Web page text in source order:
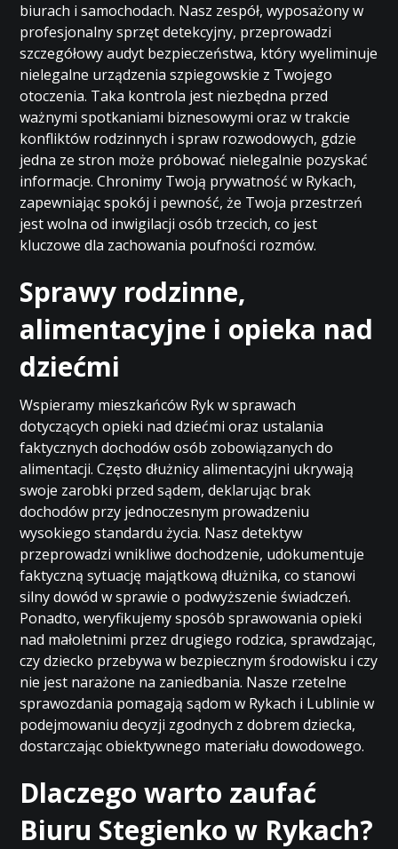
biurach i samochodach. Nasz zespół, wyposażony w
profesjonalny sprzęt detekcyjny, przeprowadzi
szczegółowy audyt bezpieczeństwa, który wyeliminuje
nielegalne urządzenia szpiegowskie z Twojego
otoczenia. Taka kontrola jest niezbędna przed
ważnymi spotkaniami biznesowymi oraz w trakcie
konfliktów rodzinnych i spraw rozwodowych, gdzie
jedna ze stron może próbować nielegalnie pozyskać
informacje. Chronimy Twoją prywatność w Rykach,
zapewniając spokój i pewność, że Twoja przestrzeń
jest wolna od inwigilacji osób trzecich, co jest
kluczowe dla zachowania poufności rozmów.
Sprawy rodzinne,
alimentacyjne i opieka nad
dziećmi
Wspieramy mieszkańców Ryk w sprawach
dotyczących opieki nad dziećmi oraz ustalania
faktycznych dochodów osób zobowiązanych do
alimentacji. Często dłużnicy alimentacyjni ukrywają
swoje zarobki przed sądem, deklarując brak
dochodów przy jednoczesnym prowadzeniu
wysokiego standardu życia. Nasz detektyw
przeprowadzi wnikliwe dochodzenie, udokumentuje
faktyczną sytuację majątkową dłużnika, co stanowi
silny dowód w sprawie o podwyższenie świadczeń.
Ponadto, weryfikujemy sposób sprawowania opieki
nad małoletnimi przez drugiego rodzica, sprawdzając,
czy dziecko przebywa w bezpiecznym środowisku i czy
nie jest narażone na zaniedbania. Nasze rzetelne
sprawozdania pomagają sądom w Rykach i Lublinie w
podejmowaniu decyzji zgodnych z dobrem dziecka,
dostarczając obiektywnego materiału dowodowego.
Dlaczego warto zaufać
Biuru Stegienko w Rykach?